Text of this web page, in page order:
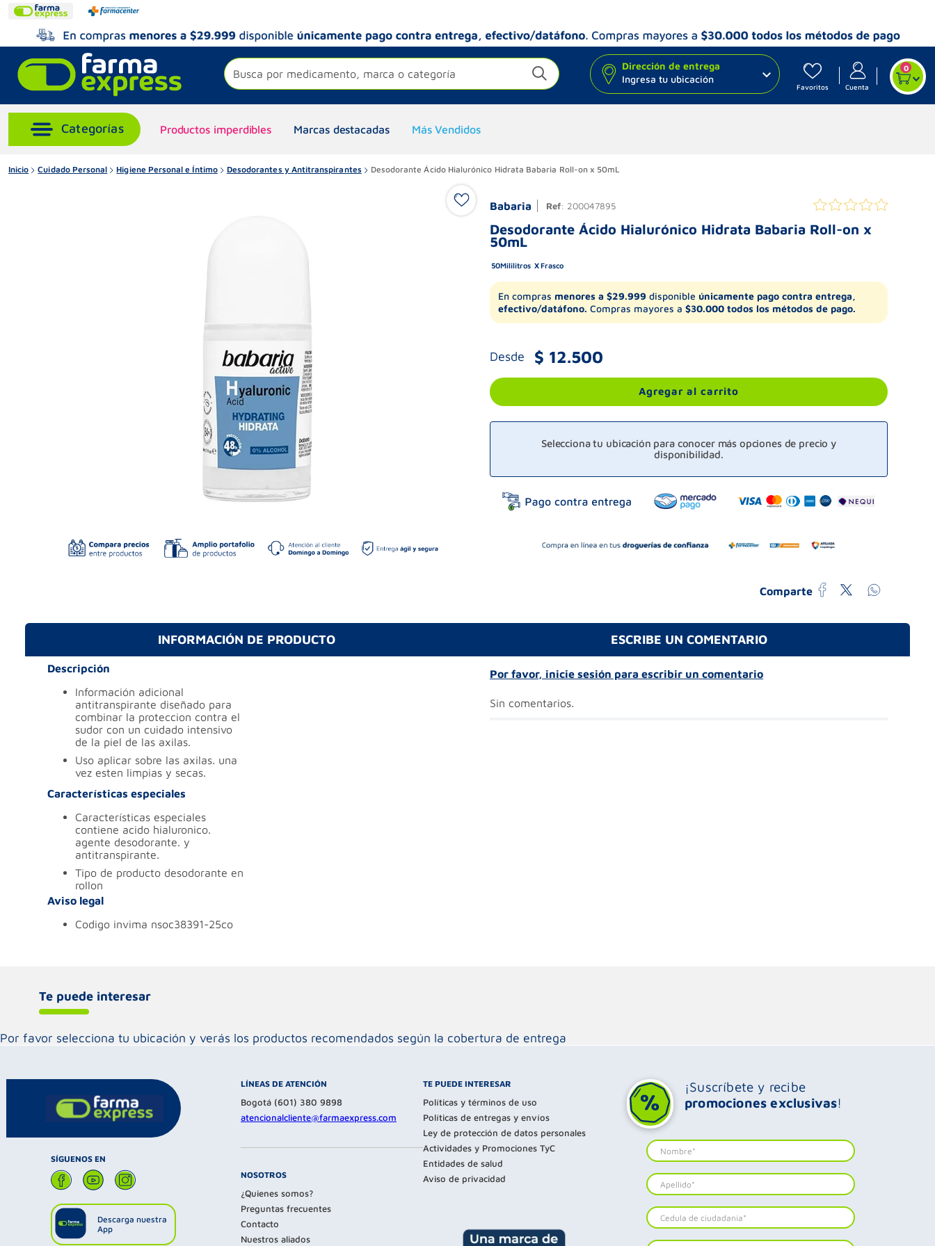
Busca por medicamento, marca o categoría
Dirección de entrega
Ingresa tu ubicación
Favoritos Cuenta
0
Productos imperdibles Marcas destacadas Más Vendidos
Inicio Cuidado Personal Higiene Personal e Íntimo Desodorantes y Antitranspirantes Desodorante Ácido Hialurónico Hidrata Babaria Roll-on x 50mL
Babaria Ref: 200047895
Desodorante Ácido Hialurónico Hidrata Babaria Roll-on x
50mL
50Mililitros Frasco
En compras menores a $29.999 disponible únicamente pago contra entrega,
efectivo/datáfono. Compras mayores a $30.000 todos los métodos de pago.
Desde $ 12.500
Agregar al carrito
Selecciona tu ubicación para conocer más opciones de precio y
disponibilidad.
Comparte
INFORMACIÓN DE PRODUCTO
Descripción
información adicional
antitranspirante diseñado para
combinar la proteccion contra el
sudor con un cuidado intensivo
de la piel de las axilas.
uso aplicar sobre las axilas. una
vez esten limpias y secas.
Características especiales
características especiales
contiene acido hialuronico.
agente desodorante. y
antitranspirante.
tipo de producto desodorante en
rollon
Aviso legal
codigo invima nsoc38391-25co
ESCRIBE UN COMENTARIO
Por favor, inicie sesión para escribir un comentario
Sin comentarios.
Te puede interesar
Por favor selecciona tu ubicación y verás los productos recomendados según la cobertura de entrega
SÍGUENOS EN
Descarga nuestra
App
LÍNEAS DE ATENCIÓN
Bogotá (601) 380 9898
atencionalcliente@farmaexpress.com
NOSOTROS
¿Quienes somos?
Preguntas frecuentes
Contacto
Nuestros aliados
TE PUEDE INTERESAR
Políticas y términos de uso
Políticas de entregas y envíos
Ley de protección de datos personales
Actividades y Promociones TyC
Entidades de salud
Aviso de privacidad
¡Suscríbete y recibe
promociones exclusivas!